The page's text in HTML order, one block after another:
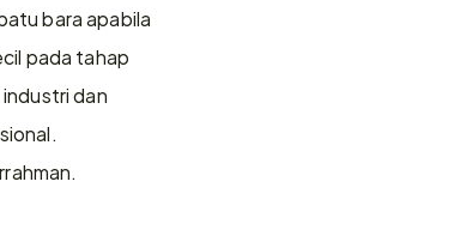
bara apabila
pada tahap
dan